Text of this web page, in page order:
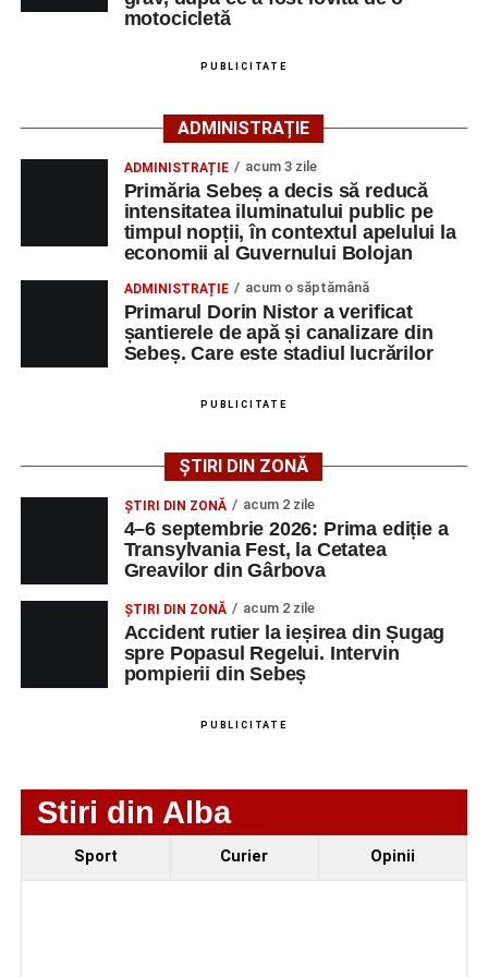
produs accidentul. De asemenea, aceștia acționează
66 ani, va fi transportată la UPU Alba Iulia”
Adaugă-ne ca sursă preferată
Urmărește-ne pe Google News
Ultimele știri din Sebeș
Femeie de 66 de ani, transportată în stare gravă la
strada Dorobanți din Sebeș
Accident pe strada Dorobanți din Sebeș: fermeie
de 66 de ani rănită grav, după ce a fost lovită de o
motocicletă
4–6 septembrie 2026: Prima ediție a Transylvania
Fest, la Cetatea Greavilor din Gârbova
motocicletă
PUBLICITATE
ADMINISTRAȚIE
ADMINISTRAȚIE acum 3 zile
Primăria Sebeș a decis să reducă
intensitatea iluminatului public pe
timpul nopții, în contextul apelului la
economii al Guvernului Bolojan
ADMINISTRAȚIE acum o săptămână
Primarul Dorin Nistor a verificat
șantierele de apă și canalizare din
Sebeș. Care este stadiul lucrărilor
PUBLICITATE
ȘTIRI DIN ZONĂ
ȘTIRI DIN ZONĂ acum 2 zile
4–6 septembrie 2026: Prima ediție a
Transylvania Fest, la Cetatea
Greavilor din Gârbova
ȘTIRI DIN ZONĂ acum 2 zile
Accident rutier la ieșirea din Șugag
spre Popasul Regelui. Intervin
pompierii din Sebeș
PUBLICITATE
Stiri din Alba
Sport Curier Opinii